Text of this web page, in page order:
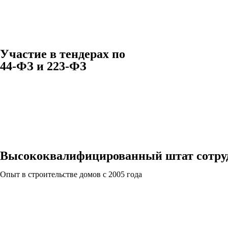
Участие в тендерах по
44-ФЗ и 223-ФЗ
Высококвалифицированный штат
Опыт в строительстве домов с 2005 года